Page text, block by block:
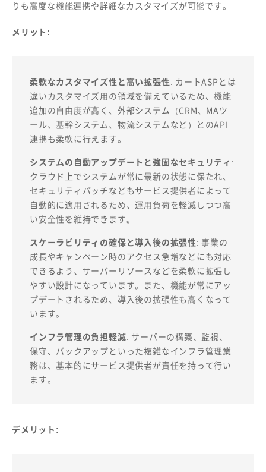
りも高度な機能連携や詳細なカスタマイズが可能です。
メリット:
柔軟なカスタマイズ性と高い拡張性: カートASPとは
違いカスタマイズ用の領域を備えているため、機能
追加の自由度が高く、外部システム（CRM、MAツ
ール、基幹システム、物流システムなど）とのAPI
連携も柔軟に行えます。
システムの自動アップデートと強固なセキュリティ :
クラウド上でシステムが常に最新の状態に保たれ、
セキュリティパッチなどもサービス提供者によって
自動的に適用されるため、運用負荷を軽減しつつ高
い安全性を維持できます。
スケーラビリティの確保と導入後の拡張性: 事業の
成長やキャンペーン時のアクセス急増などにも対応
できるよう、サーバーリソースなどを柔軟に拡張し
やすい設計になっています。また、機能が常にアッ
プデートされるため、導入後の拡張性も高くなって
います。
インフラ管理の負担軽減: サーバーの構築、監視、
保守、バックアップといった複雑なインフラ管理業
務は、基本的にサービス提供者が責任を持って行い
ます。
デメリット: